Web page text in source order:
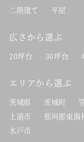
二階建て 平屋
広さから選ぶ
20坪台 30坪台
エリアから選ぶ
茨城県 茨城町
土浦市
那珂郡東海
水戸市